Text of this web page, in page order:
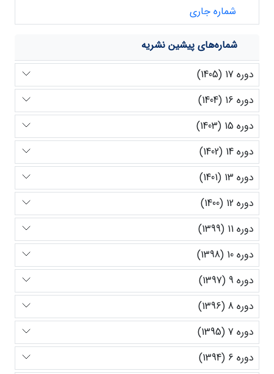
شماره جاری
شماره‌های پیشین نشریه
دوره 17 (1405)
دوره 16 (1404)
دوره 15 (1403)
دوره 14 (1402)
دوره 13 (1401)
دوره 12 (1400)
دوره 11 (1399)
دوره 10 (1398)
دوره 9 (1397)
دوره 8 (1396)
دوره 7 (1395)
دوره 6 (1394)